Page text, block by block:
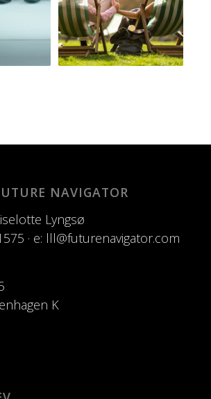
NAVIGATOR
Lyngsø
· e: lll@futurenavigator.com
K